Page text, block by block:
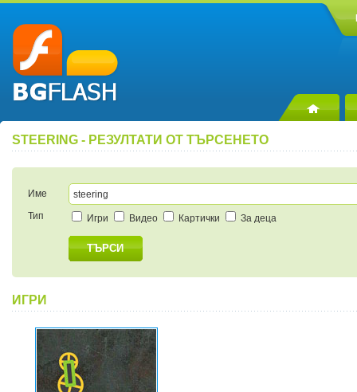
STEERING - РЕЗУЛТАТИ ОТ ТЪРСЕНЕТО
Име
Тип
Игри Видео Картички За деца
ТЪРСИ
ИГРИ